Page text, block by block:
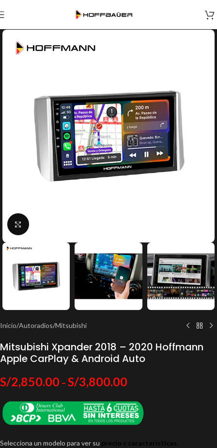
Skip to navigation
Skip to main content
Click to enlarge
Inicio/Autoradios/Mitsubishi
Mitsubishi Xpander 2018 – 2020 Hoffmann
Apple CarPlay & Android Auto
S/2,850.00 – S/3,800.00
Selecciona un modelo para ver su precio y características.